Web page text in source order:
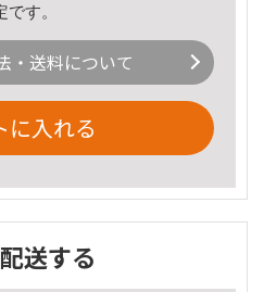
す。
・送料について
に入れる
配送する